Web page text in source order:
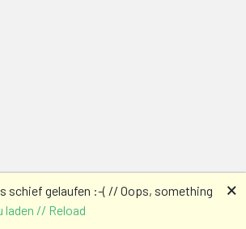
schief gelaufen :-( // Oops, something
laden // Reload
🗙